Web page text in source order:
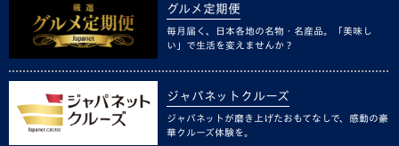
グルメ定期便
毎月届く、日本各地の名物・名産品。「美味し
い」で生活を変えませんか？
ジャパネットクルーズ
ジャパネットが磨き上げたおもてなしで、感動の豪
華クルーズ体験を。